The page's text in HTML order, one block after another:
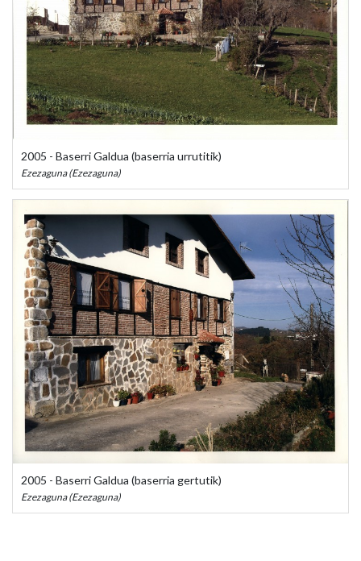
2005 - Baserri Galdua (baserria urrutitik)
Ezezaguna (Ezezaguna)
2005 - Baserri Galdua (baserria gertutik)
Ezezaguna (Ezezaguna)